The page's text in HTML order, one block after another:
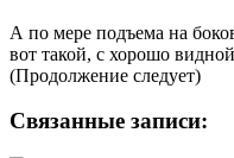
А по мере подъема на
вот такой, с хорошо
(Продолжение следует)
Связанные записи: